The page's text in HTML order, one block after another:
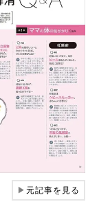
▶元記事を見る